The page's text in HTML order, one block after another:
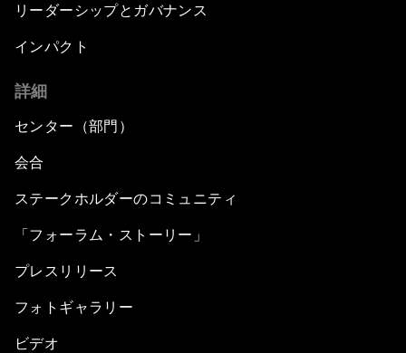
リーダーシップとガバナンス
インパクト
詳細
センター（部門）
会合
ステークホルダーのコミュニティ
「フォーラム・ストーリー」
プレスリリース
フォトギャラリー
ビデオ